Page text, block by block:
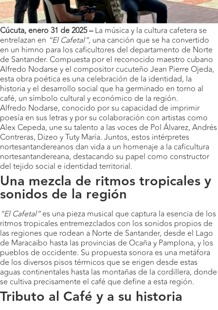
Cúcuta, enero 31 de 2025 –La música y la cultura cafetera se
entrelazan en “El Cafetal”, una canción que se ha convertido
en un himno para los caficultores del departamento de Norte
de Santander. Compuesta por el reconocido maestro cubano
Alfredo Nodarse y el compositor cucuteño Jean Pierre Ojeda,
esta obra poética es una celebración de la identidad, la
historia y el desarrollo social que ha germinado en torno al
café, un símbolo cultural y económico de la región.
Alfredo Nodarse, conocido por su capacidad de imprimir
poesía en sus letras y por su colaboración con artistas como
Alex Cepeda, une su talento a las voces de Pol Álvarez, Andrés
Contreras, Dizeo y Tuty María. Juntos, estos intérpretes
nortesantandereanos dan vida a un homenaje a la caficultura
nortesantandereana, destacando su papel como constructor
del tejido social e identidad territorial.
Una mezcla de ritmos tropicales y
sonidos de la región
“El Cafetal”es una pieza musical que captura la esencia de los
ritmos tropicales entremezclados con los sonidos propios de
las regiones que rodean a Norte de Santander, desde el Lago
de Maracaibo hasta las provincias de Ocaña y Pamplona, y los
pueblos de occidente. Su propuesta sonora es una metáfora
de los diversos pisos térmicos que se erigen desde estas
aguas continentales hasta las montañas de la cordillera, donde
se cultiva precisamente el café que define a esta región.
Tributo al Café y a su historia